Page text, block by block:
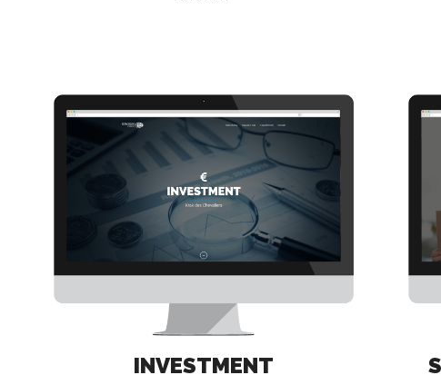
INVESTMENT